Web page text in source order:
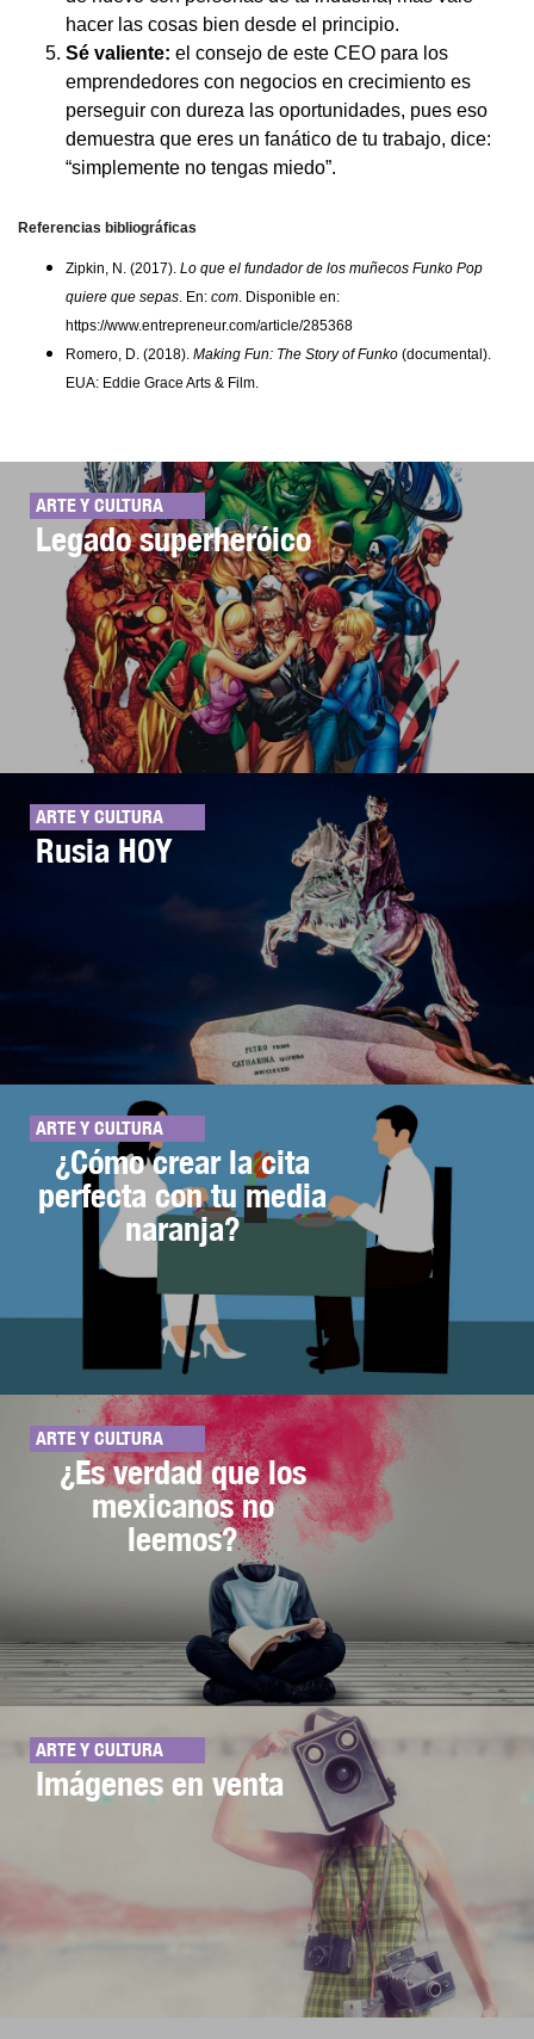
hacer las cosas bien desde el principio.
Sé valiente: el consejo de este CEO para los
emprendedores con negocios en crecimiento es
perseguir con dureza las oportunidades, pues eso
demuestra que eres un fanático de tu trabajo, dice:
“simplemente no tengas miedo”.
Referencias bibliográficas
Zipkin, N. (2017). Lo que el fundador de los muñecos Funko Pop
quiere que sepas. En: com. Disponible en:
https://www.entrepreneur.com/article/285368
Romero, D. (2018). Making Fun: The Story of Funko (documental).
EUA: Eddie Grace Arts & Film.
ARTE Y CULTURA
Legado superheróico
ARTE Y CULTURA
Rusia HOY
ARTE Y CULTURA
¿Cómo crear la cita
perfecta con tu media
naranja?
ARTE Y CULTURA
¿Es verdad que los
mexicanos no
leemos?
ARTE Y CULTURA
Imágenes en venta